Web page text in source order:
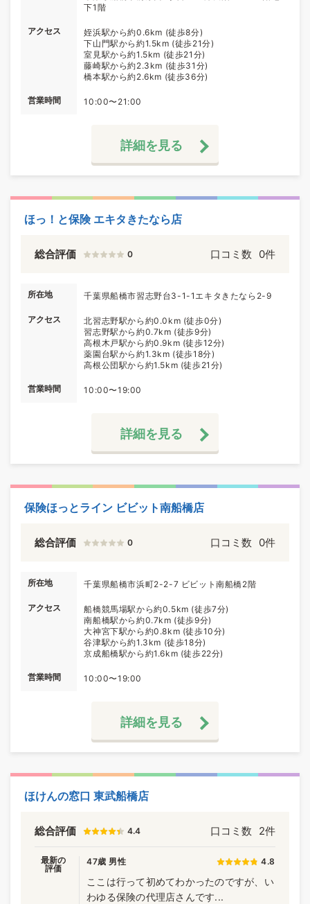
下1階
アクセス
姪浜駅から約0.6km (徒歩8分)
下山門駅から約1.5km (徒歩21分)
室見駅から約1.5km (徒歩21分)
藤崎駅から約2.3km (徒歩31分)
橋本駅から約2.6km (徒歩36分)
営業時間 10:00〜21:00
詳細を見る
ほっ！と保険 エキタきたなら店
総合評価 0 口コミ数 0件
所在地 千葉県船橋市習志野台3-1-1エキタきたなら2-9
アクセス
北習志野駅から約0.0km (徒歩0分)
習志野駅から約0.7km (徒歩9分)
高根木戸駅から約0.9km (徒歩12分)
薬園台駅から約1.3km (徒歩18分)
高根公団駅から約1.5km (徒歩21分)
営業時間 10:00〜19:00
詳細を見る
保険ほっとライン ビビット南船橋店
総合評価 0 口コミ数 0件
所在地 千葉県船橋市浜町2-2-7 ビビット南船橋2階
アクセス
船橋競馬場駅から約0.5km (徒歩7分)
南船橋駅から約0.7km (徒歩9分)
大神宮下駅から約0.8km (徒歩10分)
谷津駅から約1.3km (徒歩18分)
京成船橋駅から約1.6km (徒歩22分)
営業時間 10:00〜19:00
詳細を見る
ほけんの窓口 東武船橋店
総合評価 4.4 口コミ数 2件
最新の
評価
47歳 男性 4.8
ここは行って初めてわかったのですが、い
わゆる保険の代理店さんです...